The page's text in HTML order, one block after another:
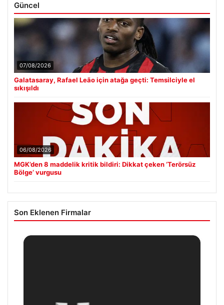
Güncel
07/08/2026
Galatasaray, Rafael Leão için atağa geçti: Temsilciyle el
sıkışıldı
06/08/2026
MGK’den 8 maddelik kritik bildiri: Dikkat çeken ‘Terörsüz
Bölge’ vurgusu
Son Eklenen Firmalar